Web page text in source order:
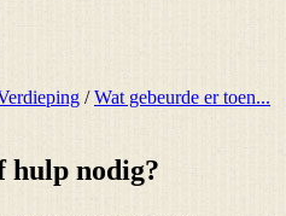
/Wat gebeurde er toen...
hulp nodig?